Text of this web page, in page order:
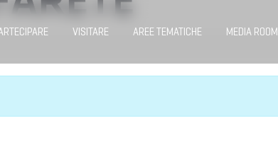
VISITARE AREE TEMATICHE MEDIA ROOM